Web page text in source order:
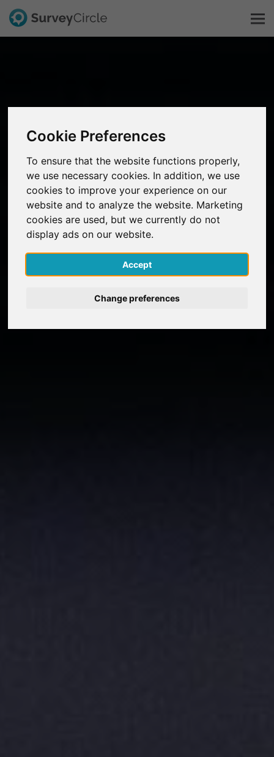
Cookie Preferences
To ensure that the website functions properly,
we use necessary cookies. In addition, we use
cookies to improve your experience on our
website and to analyze the website. Marketing
cookies are used, but we currently do not
display ads on our website.
Accept
Change preferences
Explorer la recherche
FAQ
S'inscrire gratuitement
S'inscrire
English
Deutsch
Nederlands